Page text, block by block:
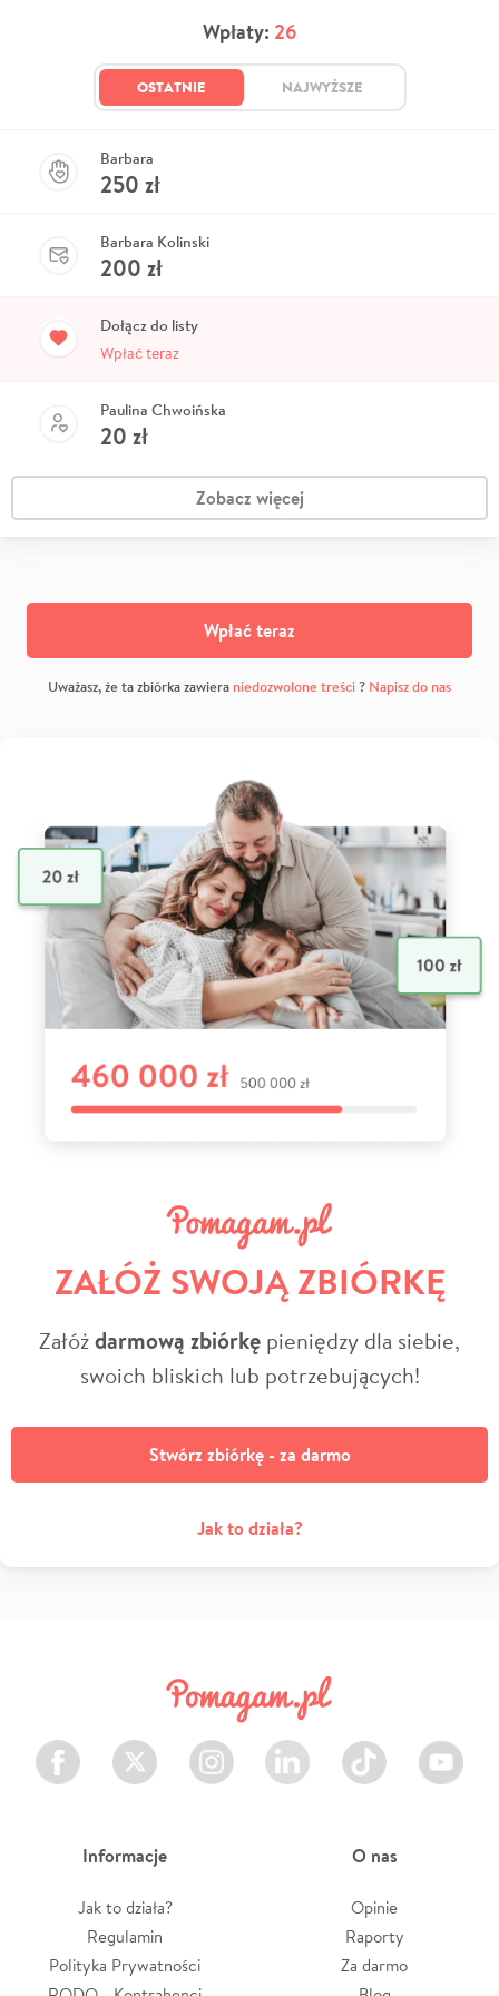
Wpłaty: 26
OSTATNIE NAJWYŻSZE
Barbara
250 zł
Barbara Kolinski
200 zł
Dołącz do listy
Wpłać teraz
Paulina Chwoińska
20 zł
Zobacz więcej
Wpłać teraz
Uważasz, że ta zbiórka zawiera niedozwolone treści? Napisz do nas
ZAŁÓŻ SWOJĄ ZBIÓRKĘ
Załóżdarmową zbiórkę pieniędzy dla siebie,
swoich bliskich lub potrzebujących!
Stwórz zbiórkę - za darmo
Jak to działa?
Facebook Twitter Instagram LinkedIn TikTok Youtube
Informacje
Jak to działa?
Regulamin
Polityka Prywatności
O nas
Opinie
Raporty
Za darmo